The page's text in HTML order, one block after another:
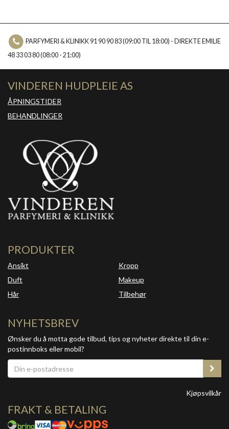
PARFYMERI & KLINIKK 91 90 90 83 (09:00 TIL 18:00) - DIREKTE EMILIE
48 33 03 80 (08:00 - 21:00)
VINDEREN HUDPLEIE AS
ÅPNINGSTIDER
BEHANDLINGER
PRODUKTER
Ansikt
Duft
Hår
Kropp
Makeup
Tilbehør
NYHETSBREV
Ønsker du å motta gode tilbud, tips og nyheter direkte til din e-
postinnboks eller mobil?
Kjøpsvilkår
FRAKT & BETALING